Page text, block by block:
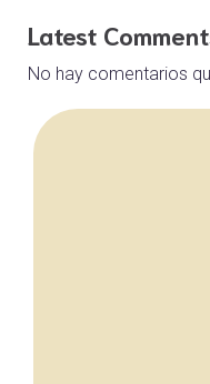
Latest
No hay comentarios